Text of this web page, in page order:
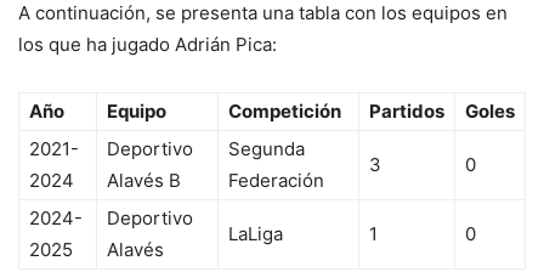
A continuación, se presenta una tabla con los equipos en
los que ha jugado Adrián Pica:
Año Equipo Competición Partidos
Goles
2021-
2024
Deportivo
Alavés B
Segunda
Federación
3 0
2024-
2025
Deportivo
Alavés
LaLiga 1 0